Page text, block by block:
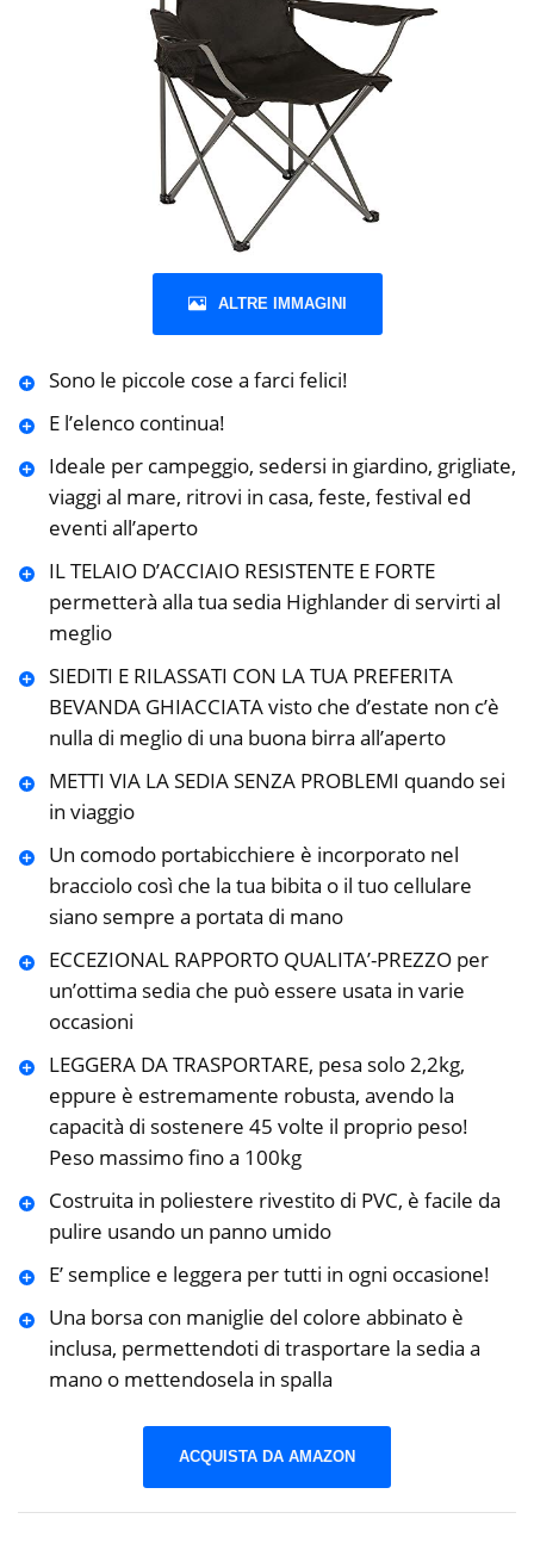
ALTRE IMMAGINI
Sono le piccole cose a farci felici!
E l’elenco continua!
Ideale per campeggio, sedersi in giardino, grigliate,
viaggi al mare, ritrovi in casa, feste, festival ed
eventi all’aperto
IL TELAIO D’ACCIAIO RESISTENTE E FORTE
permetterà alla tua sedia Highlander di servirti al
meglio
SIEDITI E RILASSATI CON LA TUA PREFERITA
BEVANDA GHIACCIATA visto che d’estate non c’è
nulla di meglio di una buona birra all’aperto
METTI VIA LA SEDIA SENZA PROBLEMI quando sei
in viaggio
Un comodo portabicchiere è incorporato nel
bracciolo così che la tua bibita o il tuo cellulare
siano sempre a portata di mano
ECCEZIONAL RAPPORTO QUALITA’-PREZZO per
un’ottima sedia che può essere usata in varie
occasioni
LEGGERA DA TRASPORTARE, pesa solo 2,2kg,
eppure è estremamente robusta, avendo la
capacità di sostenere 45 volte il proprio peso!
Peso massimo fino a 100kg
Costruita in poliestere rivestito di PVC, è facile da
pulire usando un panno umido
E’ semplice e leggera per tutti in ogni occasione!
Una borsa con maniglie del colore abbinato è
inclusa, permettendoti di trasportare la sedia a
mano o mettendosela in spalla
ACQUISTA DA AMAZON